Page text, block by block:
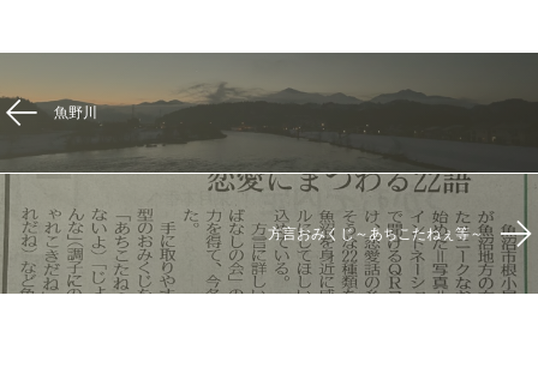
魚野川
方言おみくじ～あちこたねぇ等～